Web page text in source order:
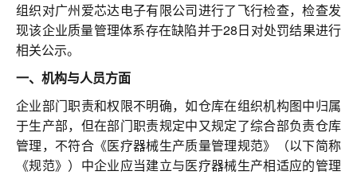
加入兆丰
服务支持
联系我们
组织对广州爱芯达电子有限公司进行了飞行检查，检查发
现该企业质量管理体系存在缺陷并于28日对处罚结果进行
相关公示。
一、机构与人员方面
企业部门职责和权限不明确，如仓库在组织机构图中归属
于生产部，但在部门职责规定中又规定了综合部负责仓库
管理，不符合《医疗器械生产质量管理规范》（以下简称
《规范》）中企业应当建立与医疗器械生产相适应的管理